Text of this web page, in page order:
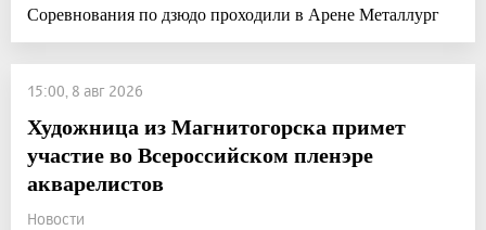
Соревнования по дзюдо проходили в Арене Металлург
15:00, 8 авг 2026
Художница из Магнитогорска примет
участие во Всероссийском пленэре
акварелистов
Новости